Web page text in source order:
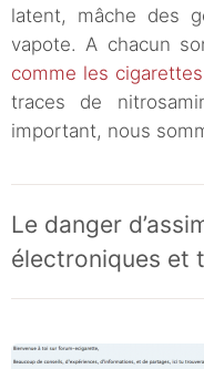
latent, mâche des
vapote. A chacun
comme les
traces de
important, nous
Le danger
électroniques et